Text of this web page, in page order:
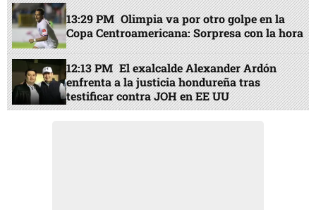
13:29 PM Olimpia va por otro golpe en la
Copa Centroamericana: Sorpresa con la hora
12:13 PM El exalcalde Alexander Ardón
enfrenta a la justicia hondureña tras
testificar contra JOH en EE UU